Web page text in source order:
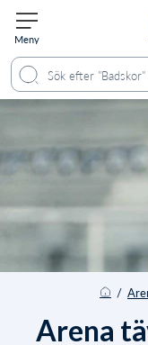
Meny
/
Arena